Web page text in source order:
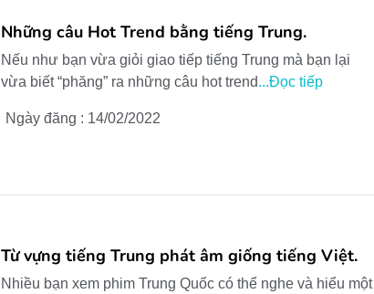
Những câu Hot Trend bằng tiếng Trung.
Nếu như bạn vừa giỏi giao tiếp tiếng Trung mà bạn lại
vừa biết “phăng” ra những câu hot trend...Đọc tiếp
Ngày đăng : 14/02/2022
Từ vựng tiếng Trung phát âm giống tiếng Việt.
Nhiều bạn xem phim Trung Quốc có thể nghe và hiểu một